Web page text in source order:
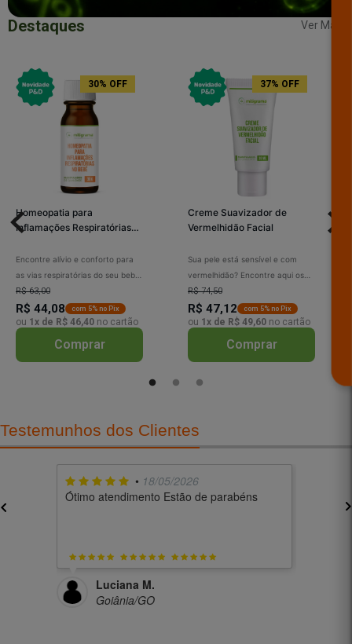
Destaques Ver Mais
30% OFF
Homeopatia para
Inflamações Respiratórias
Encontre alívio e conforto para
as vias respiratórias do seu bebê
com nossa seleção de glóbulos
homeopáticos de 30g. Fórmulas
suaves e naturais desenvolvidas
especialmente para o bem-estar
e a tranquilidade dos pequenos.
R$ 63,00
R$ 44,08 com 5% no Pix
ou 1x de R$ 46,40 no cartão
Comprar
37% OFF
Creme Suavizador de
Vermelhidão Facial
Sua pele está sensível e com
vermelhidão? Encontre aqui os
melhores cremes suavizadores.
Fórmulas calmantes que
hidratam, protegem e restauram
o equilíbrio da sua pele,
proporcionando alívio e conforto
R$ 74,50
R$ 47,12 com 5% no Pix
ou 1x de R$ 49,60 no cartão
Comprar
Testemunhos dos Clientes
• 18/05/2026
Ótimo atendimento Estão de parabéns
Luciana M.
Goiânia/GO